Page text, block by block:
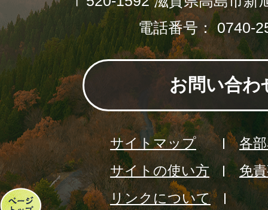
ペ
電話番号： 0740-
お問い合わ
サイトマップ
各
サイトの使い方
免
リンクについて